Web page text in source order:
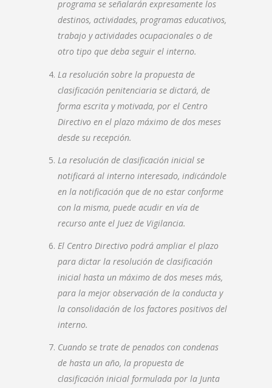
programa se señalarán expresamente los
destinos, actividades, programas educativos,
trabajo y actividades ocupacionales o de
otro tipo que deba seguir el interno.
La resolución sobre la propuesta de
clasificación penitenciaria se dictará, de
forma escrita y motivada, por el Centro
Directivo en el plazo máximo de dos meses
desde su recepción.
La resolución de clasificación inicial se
notificará al interno interesado, indicándole
en la notificación que de no estar conforme
con la misma, puede acudir en vía de
recurso ante el Juez de Vigilancia.
El Centro Directivo podrá ampliar el plazo
para dictar la resolución de clasificación
inicial hasta un máximo de dos meses más,
para la mejor observación de la conducta y
la consolidación de los factores positivos del
interno.
Cuando se trate de penados con condenas
de hasta un año, la propuesta de
clasificación inicial formulada por la Junta